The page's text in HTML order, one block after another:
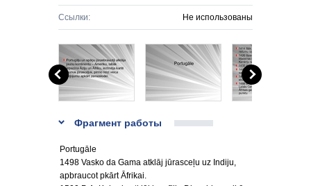
Ссылки: Не использованы
Фрагмент работы
Portugāle
1498 Vasko da Gama atklāj jūrasceļu uz Indiju,
apbraucot pkārt Āfrikai.